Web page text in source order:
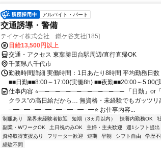
アルバイト・パート
交通誘導・警備
テイケイ株式会社 鎌ケ谷支社[185]
日給13,500円以上
交通・アクセス 東葉勝田台駅周辺/直行直帰OK
千葉県八千代市
勤務時間詳細 実働時間：1日あたり8時間 平均勤務日
■■日勤■■8:00～17:00(実働8h) ■■夜勤■■20:00～5:00(
仕事内容 ⭐━─━─━─━─━─━─━─━─ 「日勤」or「夜
クラス”の高日給だから… 無資格・未経験でもガッツリ
─━─━─━─━─━─━─━─━⭐ お仕事内容...
制服あり 業界未経験者歓迎 短期（3ヵ月以内） 扶養内勤務OK
副業・WワークOK
土日祝のみOK 主婦・主夫歓迎 週1シフト提出
資格取得支援あり
フリーター歓迎 短期 早朝 シフト自由 学歴不
経験不問